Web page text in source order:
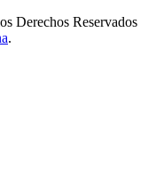
Derechos Reservados
.